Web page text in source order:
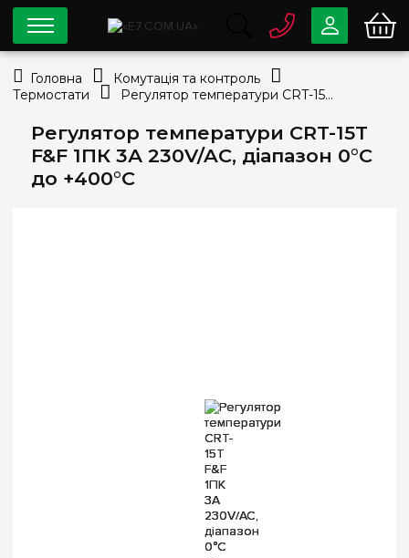
Регулятор температури CRT-15T
F&F 1ПК 3А 230V/AC, діапазон 0°С
до +400°С
0 80033-63-07
info@e7.com.ua
044334-79-78
Viber Telegram
Головна
Комутація та контроль
Термостати
Регулятор температури CRT-15T F&F 1ПК 3А 230V/AC, діапазон 0°С до +400°С